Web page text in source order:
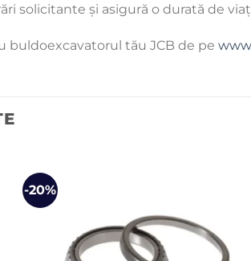
solicitante și asigură o durată de
buldoexcavatorul tău JCB de pe
-20%